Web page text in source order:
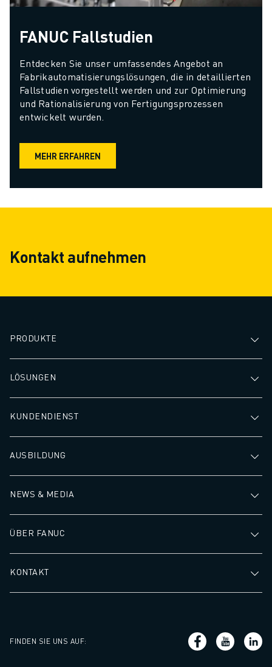
FANUC Fallstudien
Entdecken Sie unser umfassendes Angebot an
Fabrikautomatisierungslösungen, die in detaillierten
Fallstudien vorgestellt werden und zur Optimierung
und Rationalisierung von Fertigungsprozessen
entwickelt wurden.
MEHR ERFAHREN
Kontakt aufnehmen
PRODUKTE
LÖSUNGEN
KUNDENDIENST
AUSBILDUNG
NEWS & MEDIA
ÜBER FANUC
KONTAKT
FINDEN SIE UNS AUF: